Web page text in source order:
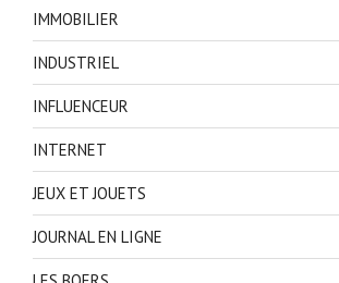
IMMOBILIER
INDUSTRIEL
INFLUENCEUR
INTERNET
JEUX ET JOUETS
JOURNAL EN LIGNE